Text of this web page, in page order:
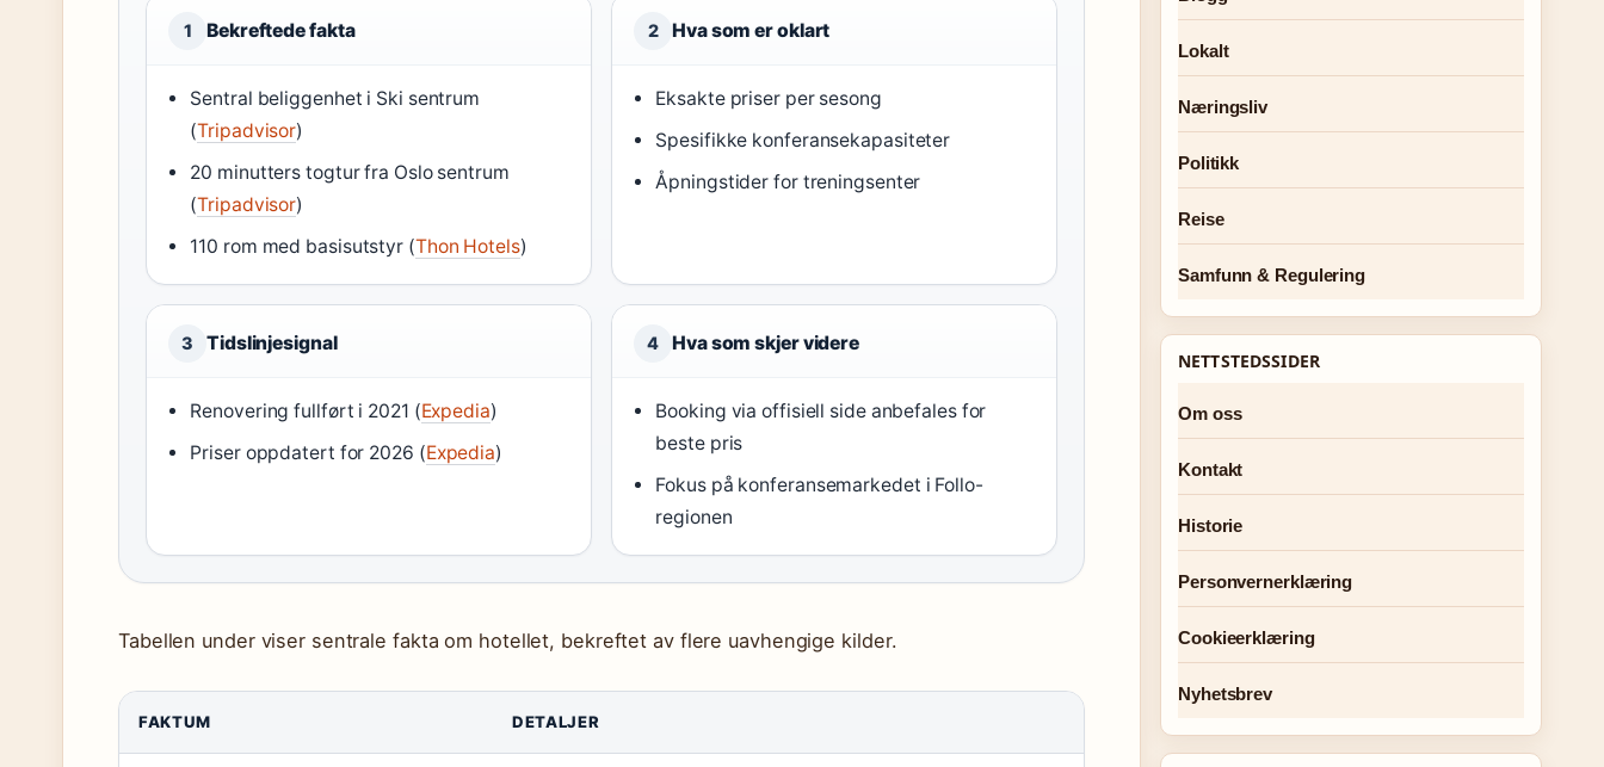
1 Bekreftede fakta
Sentral beliggenhet i Ski sentrum
(Tripadvisor)
20 minutters togtur fra Oslo sentrum
(Tripadvisor)
110 rom med basisutstyr (Thon Hotels)
2 Hva som er oklart
Eksakte priser per sesong
Spesifikke konferansekapasiteter
Åpningstider for treningsenter
3 Tidslinjesignal
Renovering fullført i 2021 (Expedia)
Priser oppdatert for 2026 (Expedia)
4 Hva som skjer videre
Booking via offisiell side anbefales for
beste pris
Fokus på konferansemarkedet i Follo-
regionen
Tabellen under viser sentrale fakta om hotellet, bekreftet av flere uavhengige kilder.
FAKTUM DETALJER
Lokalt
Næringsliv
Politikk
Reise
Samfunn & Regulering
NETTSTEDSSIDER
Om oss
Kontakt
Historie
Personvernerklæring
Cookieerklæring
Nyhetsbrev